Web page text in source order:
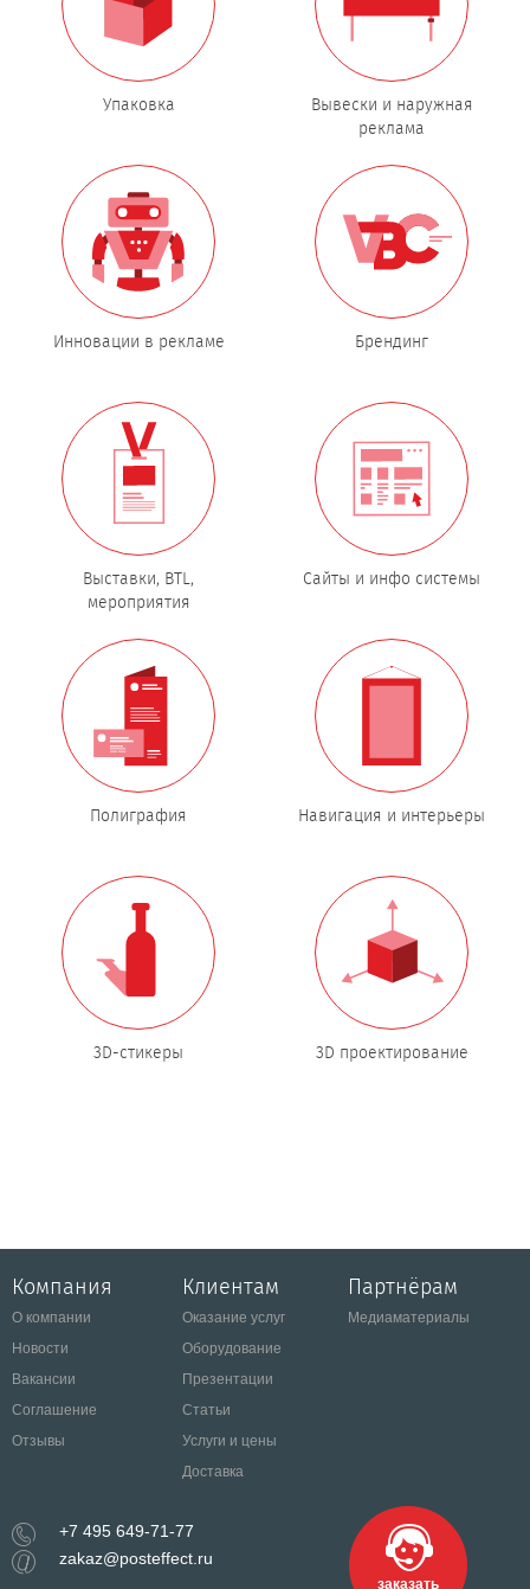
Упаковка
Вывески и наружная
реклама
Инновации в рекламе Брендинг
Выставки, BTL,
мероприятия
Сайты и инфо системы
Полиграфия Навигация и интерьеры
3D-стикеры 3D проектирование
Компания
О компании
Новости
Вакансии
Соглашение
Отзывы
Клиентам
Оказание услуг
Оборудование
Презентации
Статьи
Услуги и цены
Доставка
Партнёрам
Медиаматериалы
+7 495 649-71-77
zakaz@posteffect.ru
заказать